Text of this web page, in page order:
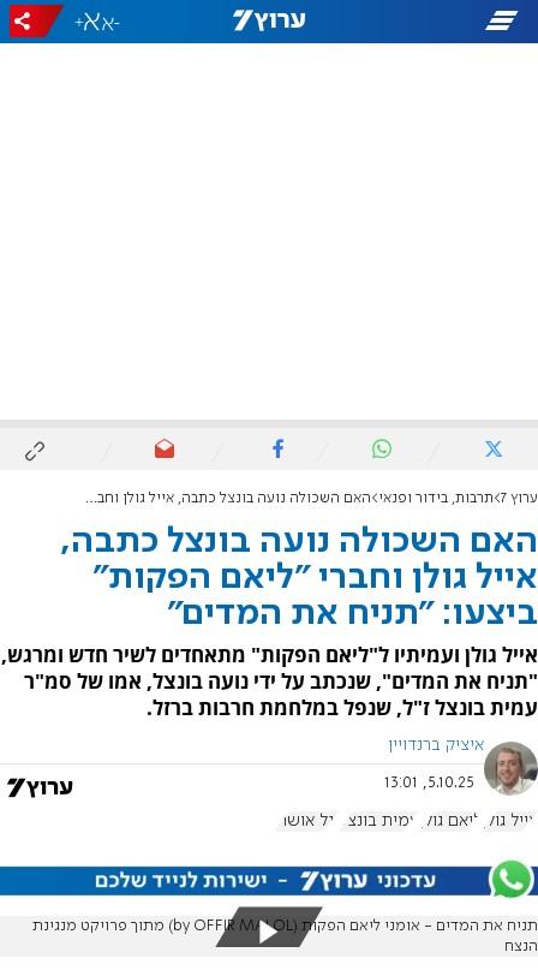
-
+
ערוץ 7 תרבות, בידור ופנאי האם השכולה נועה בונצל כתבה, אייל גולן וחברי "ליאם הפקות" ביצעו: "תניח את המדים"
האם השכולה נועה בונצל כתבה,
אייל גולן וחברי "ליאם הפקות"
ביצעו: "תניח את המדים"
אייל גולן ועמיתיו ל"ליאם הפקות" מתאחדים לשיר חדש ומרגש,
"תניח את המדים", שנכתב על ידי נועה בונצל, אמו של סמ"ר
עמית בונצל ז"ל, שנפל במלחמת חרבות ברזל.
איציק ברנדויין
5.10.25, 13:01
אייל גולן ליאם גולן עמית בונצל יגל אושרי
תניח את המדים - אומני ליאם הפקות (by OFFIR MALOL) מתוך פרויקט מנגינת
הנצח